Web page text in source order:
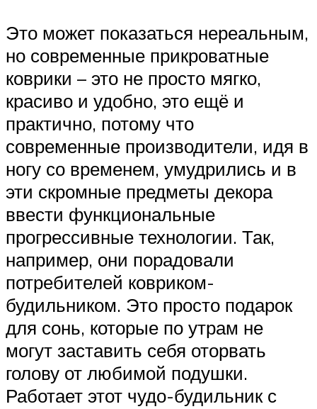
Это может показаться нереальным,
но современные прикроватные
коврики – это не просто мягко,
красиво и удобно, это ещё и
практично, потому что
современные производители, идя в
ногу со временем, умудрились и в
эти скромные предметы декора
ввести функциональные
прогрессивные технологии. Так,
например, они порадовали
потребителей ковриком-
будильником. Это просто подарок
для сонь, которые по утрам не
могут заставить себя оторвать
голову от любимой подушки.
Работает этот чудо-будильник с